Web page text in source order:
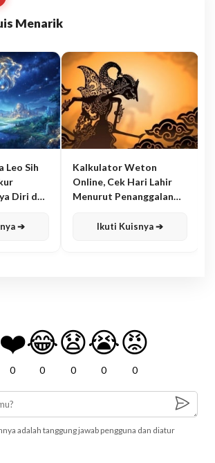
Menarik
Leo Sih
Diri dan
➔
Kalkulator Weton
Online, Cek Hari Lahir
Menurut Penanggalan
Ikuti Kuisnya ➔
❤️
0
😂
0
😧
0
😭
0
😡
0
adalah tanggung jawab pengguna dan diatur